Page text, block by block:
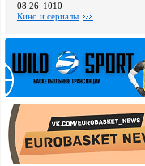
08:26 1010
Кино и сериалы